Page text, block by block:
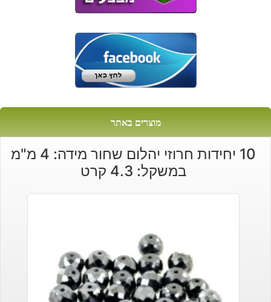
מוצרים באתר
10 יחידות חרוזי יהלום שחור מידה: 4 מ"מ
במשקל: 4.3 קרט